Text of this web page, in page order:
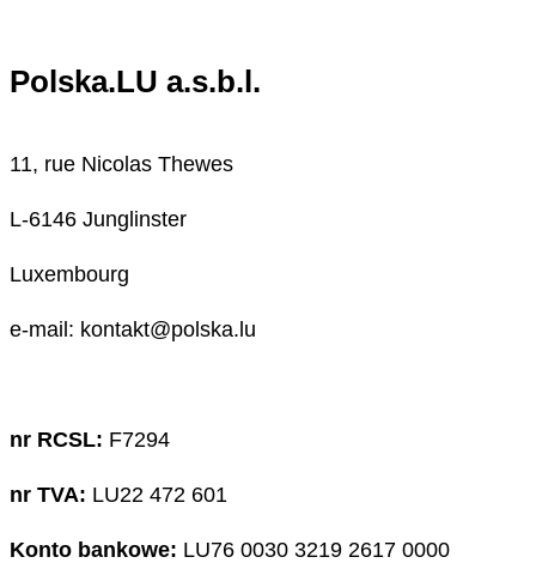
Polska.LU a.s.b.l.
11, rue Nicolas Thewes
L-6146 Junglinster
Luxembourg
e-mail: kontakt@polska.lu
nr RCSL: F7294
nr TVA: LU22 472 601
Konto bankowe: LU76 0030 3219 2617 0000